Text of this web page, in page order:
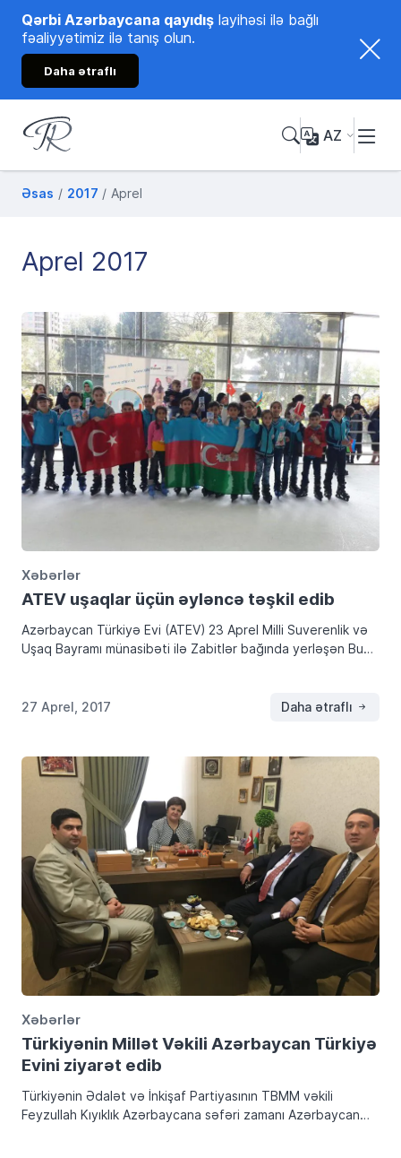
Qərbi Azərbaycana qayıdış layihəsi ilə bağlı
fəaliyyətimiz ilə tanış olun.
Daha ətraflı
Tənzilə Rüstəmxanlı
AZ
Əsas 2017 Aprel
Aprel 2017
Xəbərlər
ATEV uşaqlar üçün əyləncə təşkil edib
Azərbaycan Türkiyə Evi (ATEV) 23 Aprel Milli Suverenlik və
Uşaq Bayramı münasibəti ilə Zabitlər bağında yerləşən Buz
27 Aprel, 2017
Daha ətraflı
Xəbərlər
Türkiyənin Millət Vəkili Azərbaycan Türkiyə
Evini ziyarət edib
Türkiyənin Ədalət və İnkişaf Partiyasının TBMM vəkili
Feyzullah Kıyıklık Azərbaycana səfəri zamanı Azərbaycan